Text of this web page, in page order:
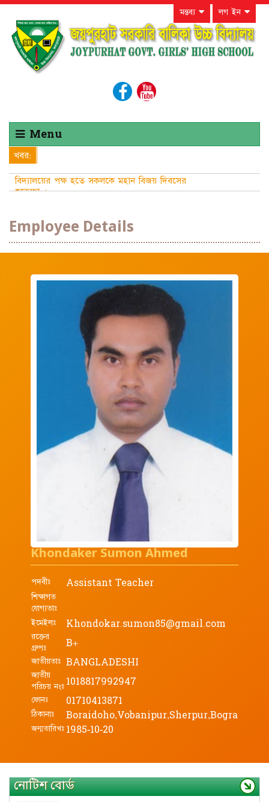
মন্তব্য লগ ইন
Menu
খবর:
বিদ্যালয়ের পক্ষ হতে সকলকে মহান বিজয় দিবসের
শুভেচ্ছা ।
Employee Details
Khondaker Sumon Ahmed
পদবীঃ
Assistant Teacher
শিক্ষাগত
যোগ্যতাঃ
ইমেইলঃ
Khondokar.sumon85@gmail.com
রক্তের
গ্রুপঃ
B+
জাতীয়তাঃ BANGLADESHI
জাতীয়
পরিচয় নংঃ 1018817992947
ফোনঃ
01710413871
ঠিকানাঃ
Boraidoho,Vobanipur,Sherpur,Bogra
জন্মতারিখঃ 1985-10-20
নোটিশ বোর্ড